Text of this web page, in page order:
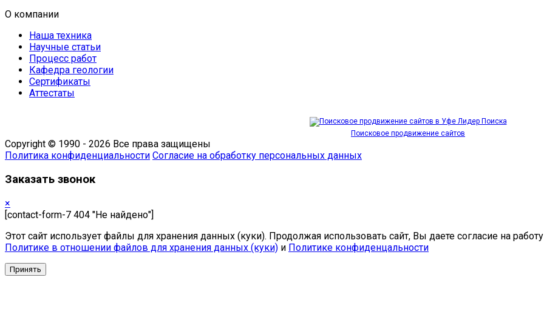
О компании
Наша техника
Научные статьи
Процесс работ
Кафедра геологии
Сертификаты
Аттестаты
Поисковое продвижение сайтов
Copyright © 1990 - 2026 Все права защищены
Политика конфиденциальности Cогласие на обработку персональных данных
Заказать звонок
×
[contact-form-7 404 "Не найдено"]
Этот сайт использует файлы для хранения данных (куки). Продолжая использовать сайт, Вы даете согласие на
Политике в отношении файлов для хранения данных (куки) и Политике конфиденцальности
Принять